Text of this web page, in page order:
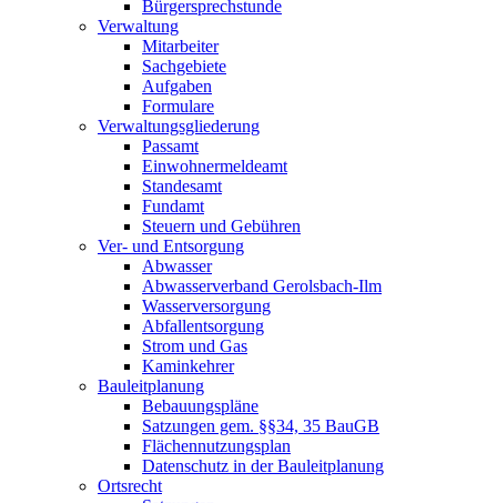
Bürgersprechstunde
Verwaltung
Mitarbeiter
Sachgebiete
Aufgaben
Formulare
Verwaltungsgliederung
Passamt
Einwohnermeldeamt
Standesamt
Fundamt
Steuern und Gebühren
Ver- und Entsorgung
Abwasser
Abwasserverband Gerolsbach-Ilm
Wasserversorgung
Abfallentsorgung
Strom und Gas
Kaminkehrer
Bauleitplanung
Bebauungspläne
Satzungen gem. §§34, 35 BauGB
Flächennutzungsplan
Datenschutz in der Bauleitplanung
Ortsrecht